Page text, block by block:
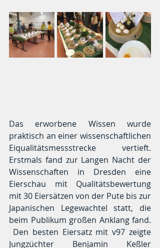
Das erworbene Wissen wurde
praktisch an einer wissenschaftlichen
Eiqualitätsmessstrecke vertieft.
Erstmals fand zur Langen Nacht der
Wissenschaften in Dresden eine
Eierschau mit Qualitätsbewertung
mit 30 Eiersätzen von der Pute bis zur
Japanischen Legewachtel statt, die
beim Publikum großen Anklang fand.
Den besten Eiersatz mit v97 zeigte
Jungzüchter Benjamin Keßler